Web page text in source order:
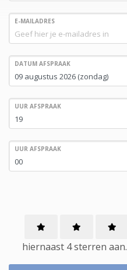
E-MAILADRES
DATUM AFSPRAAK
UUR AFSPRAAK
UUR AFSPRAAK
hiernaast 4 sterren aan.